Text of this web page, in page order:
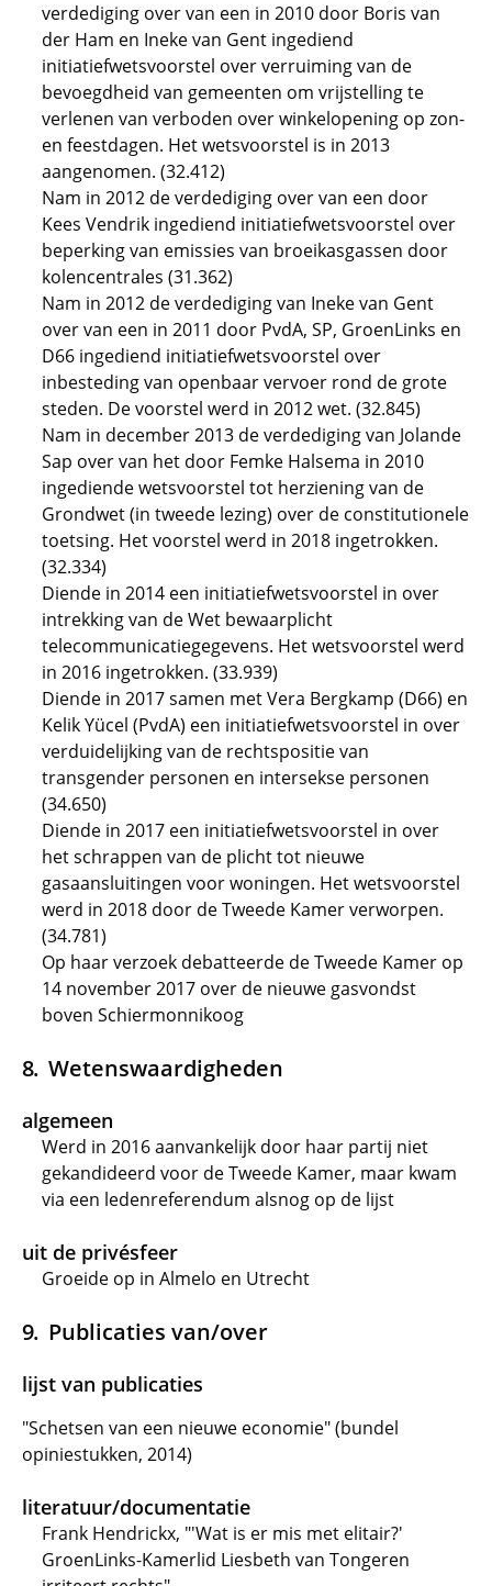
verdediging over van een in 2010 door Boris van
der Ham en Ineke van Gent ingediend
initiatiefwetsvoorstel over verruiming van de
bevoegdheid van gemeenten om vrijstelling te
verlenen van verboden over winkelopening op zon-
en feestdagen. Het wetsvoorstel is in 2013
aangenomen. (32.412)
Nam in 2012 de verdediging over van een door
Kees Vendrik ingediend initiatiefwetsvoorstel over
beperking van emissies van broeikasgassen door
kolencentrales (31.362)
Nam in 2012 de verdediging van Ineke van Gent
over van een in 2011 door PvdA, SP, GroenLinks en
D66 ingediend initiatiefwetsvoorstel over
inbesteding van openbaar vervoer rond de grote
steden. De voorstel werd in 2012 wet. (32.845)
Nam in december 2013 de verdediging van Jolande
Sap over van het door Femke Halsema in 2010
ingediende wetsvoorstel tot herziening van de
Grondwet (in tweede lezing) over de constitutionele
toetsing. Het voorstel werd in 2018 ingetrokken.
(32.334)
Diende in 2014 een initiatiefwetsvoorstel in over
intrekking van de Wet bewaarplicht
telecommunicatiegegevens. Het wetsvoorstel werd
in 2016 ingetrokken. (33.939)
Diende in 2017 samen met Vera Bergkamp (D66) en
Kelik Yücel (PvdA) een initiatiefwetsvoorstel in over
verduidelijking van de rechtspositie van
transgender personen en intersekse personen
(34.650)
Diende in 2017 een initiatiefwetsvoorstel in over
het schrappen van de plicht tot nieuwe
gasaansluitingen voor woningen. Het wetsvoorstel
werd in 2018 door de Tweede Kamer verworpen.
(34.781)
Op haar verzoek debatteerde de Tweede Kamer op
14 november 2017 over de nieuwe gasvondst
boven Schiermonnikoog
Wetenswaardigheden
algemeen
Werd in 2016 aanvankelijk door haar partij niet
gekandideerd voor de Tweede Kamer, maar kwam
via een ledenreferendum alsnog op de lijst
uit de privésfeer
Groeide op in Almelo en Utrecht
Publicaties van/over
lijst van publicaties
"Schetsen van een nieuwe economie" (bundel
opiniestukken, 2014)
literatuur/documentatie
Frank Hendrickx, "'Wat is er mis met elitair?'
GroenLinks-Kamerlid Liesbeth van Tongeren